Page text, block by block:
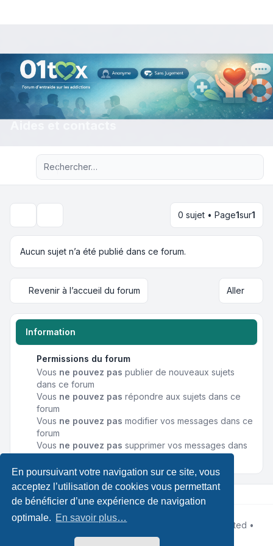
En poursuivant votre navigation sur ce site, vous
acceptez l’utilisation de cookies vous permettant
de bénéficier d’une expérience de navigation
optimale. En savoir plus…
Recherche avancée
0 sujet • Page1sur1
Aucun sujet n’a été publié dans ce forum.
Revenir à l’accueil du forum Aller
Information
Permissions du forum
Vous ne pouvez pas publier de nouveaux sujets
dans ce forum
Vous ne pouvez pas répondre aux sujets dans ce
forum
Vous ne pouvez pas modifier vos messages dans ce
forum
Vous ne pouvez pas supprimer vos messages dans
Développé parphpBB® Forum Software © phpBB Limited •
Leenoz